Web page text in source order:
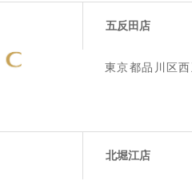
五反田店
東京都品川区
北堀江店